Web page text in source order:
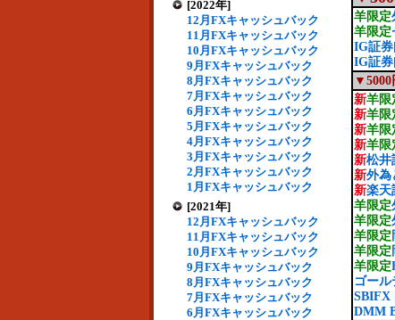
[2022年]
12月FXキャッシュバック
11月FXキャッシュバック
10月FXキャッシュバック
9月FXキャッシュバック
8月FXキャッシュバック
7月FXキャッシュバック
6月FXキャッシュバック
5月FXキャッシュバック
4月FXキャッシュバック
3月FXキャッシュバック
2月FXキャッシュバック
1月FXキャッシュバック
[2021年]
12月FXキャッシュバック
11月FXキャッシュバック
10月FXキャッシュバック
9月FXキャッシュバック
8月FXキャッシュバック
7月FXキャッシュバック
6月FXキャッシュバック
羊限定
羊限定
IG証
IG証
▼5000
新羊限
新羊限
新羊限
新羊限
新松井
新外為
新楽天
羊限定
羊限定
羊限定
羊限定
羊限定
ゴー
SBIFX
DMM